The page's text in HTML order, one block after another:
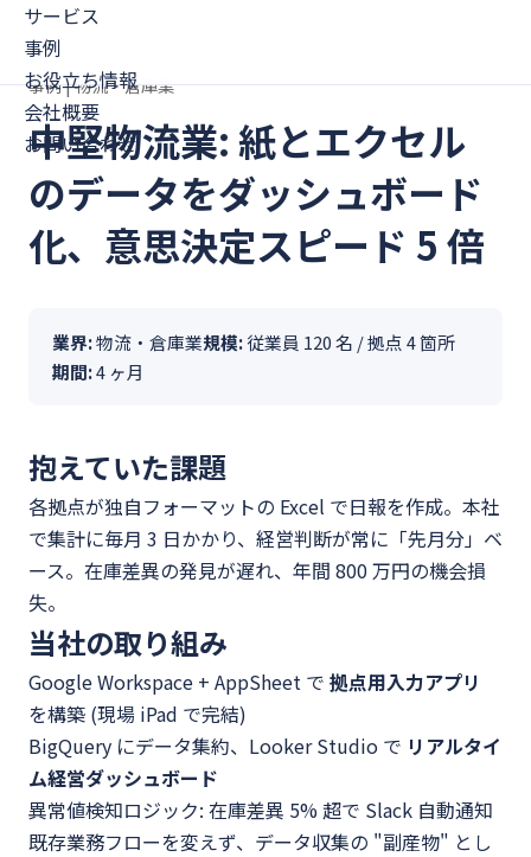
サービス
事例
お役立ち情報
会社概要
お問い合わせ
事例 | 物流・倉庫業
中堅物流業: 紙とエクセル
のデータをダッシュボード
化、意思決定スピード 5 倍
業界:物流・倉庫業規模:従業員 120 名 / 拠点 4 箇所
期間:4 ヶ月
抱えていた課題
各拠点が独自フォーマットの Excel で日報を作成。本社
で集計に毎月 3 日かかり、経営判断が常に「先月分」ベ
ース。在庫差異の発見が遅れ、年間 800 万円の機会損
失。
当社の取り組み
Google Workspace + AppSheet で 拠点用入力アプリ
を構築 (現場 iPad で完結)
BigQuery にデータ集約、Looker Studio で リアルタイ
ム経営ダッシュボード
異常値検知ロジック: 在庫差異 5% 超で Slack 自動通知
既存業務フローを変えず、データ収集の "副産物" とし